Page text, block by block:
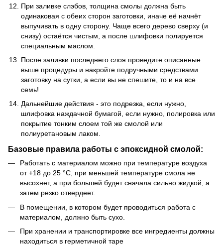
При заливке слэбов, толщина смолы должна быть
одинаковая с обеих сторон заготовки, иначе её начнёт
выпучивать в одну сторону. Чаще всего дерево сверху (и
снизу) остаётся чистым, а после шлифовки полируется
специальным маслом.
После заливки последнего слоя проведите описанные
выше процедуры и накройте подручными средствами
заготовку на сутки, а если вы не спешите, то и на все
семь!
Дальнейшие действия - это подрезка, если нужно,
шлифовка наждачной бумагой, если нужно, полировка или
покрытие тонким слоем той же смолой или
полиуретановым лаком.
Базовые правила работы с эпоксидной смолой:
Работать с материалом можно при температуре воздуха
от +18 до 25 °С, при меньшей температуре смола не
высохнет, а при большей будет сначала сильно жидкой, а
затем резко отвердеет.
В помещении, в котором будет проводиться работа с
материалом, должно быть сухо.
При хранении и транспортировке все ингредиенты должны
находиться в герметичной таре